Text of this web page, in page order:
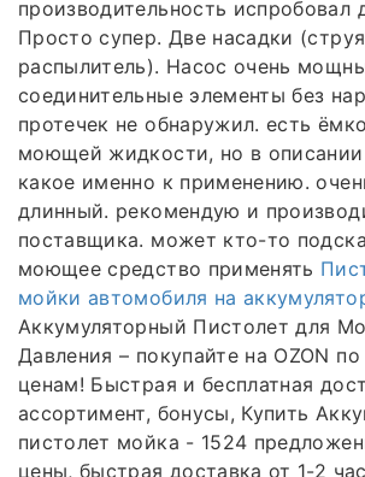
производительность испробовал
Просто супер. Две насадки
распылитель). Насос очень
соединительные элементы без
протечек не обнаружил. есть
моющей жидкости, но в описании
какое именно к применению.
длинный. рекомендую и
поставщика. может кто-то
моющее средство применять
мойки автомобиля на
Аккумуляторный Пистолет для
Давления – покупайте на OZON
ценам! Быстрая и бесплатная
ассортимент, бонусы, Купить
пистолет мойка - 1524
цены, быстрая доставка от 1-2